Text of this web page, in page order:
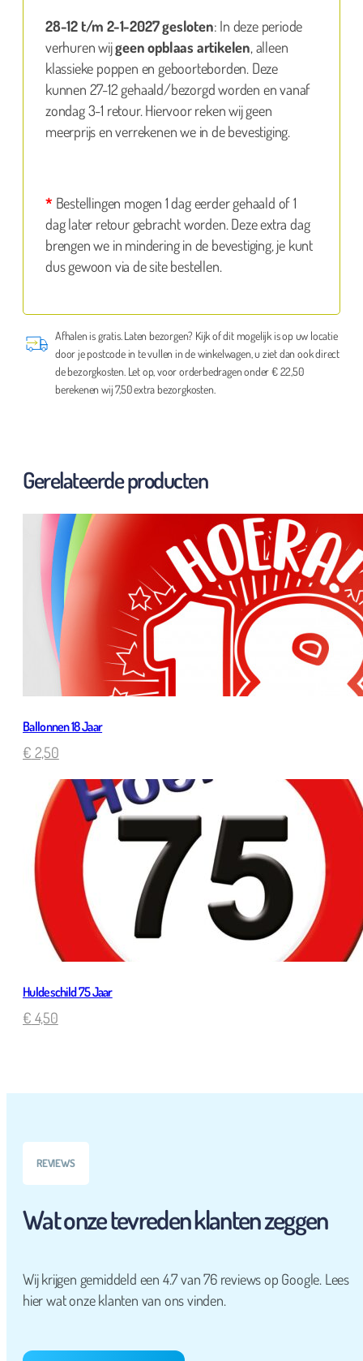
28-12 t/m 2-1-2027 gesloten: In deze periode
verhuren wijgeen opblaas artikelen, alleen
klassieke poppen en geboorteborden. Deze
kunnen 27-12 gehaald/bezorgd worden en vanaf
zondag 3-1 retour. Hiervoor reken wij geen
meerprijs en verrekenen we in de bevestiging.
* Bestellingen mogen 1 dag eerder gehaald of 1
dag later retour gebracht worden. Deze extra dag
brengen we in mindering in de bevestiging, je kunt
dus gewoon via de site bestellen.
Afhalen is gratis. Laten bezorgen? Kijk of dit mogelijk is op uw locatie
door je postcode in te vullen in de winkelwagen, u ziet dan ook direct
de bezorgkosten. Let op, voor orderbedragen onder € 22,50
berekenen wij 7,50 extra bezorgkosten.
Gerelateerde producten
Ballonnen 18 Jaar
€ 2,50
Huldeschild 75 Jaar
€ 4,50
REVIEWS
Wat onze tevreden klanten zeggen
Wij krijgen gemiddeld een 4.7 van 76 reviews op Google. Lees
hier wat onze klanten van ons vinden.